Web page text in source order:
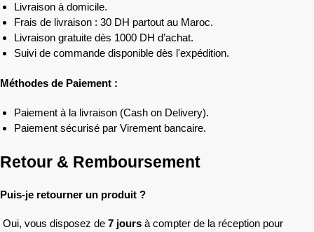
Livraison à domicile.
Frais de livraison : 30 DH partout au Maroc.
Livraison gratuite dès 1000 DH d’achat.
Suivi de commande disponible dès l'expédition.
Méthodes de Paiement :
Paiement à la livraison (Cash on Delivery).
Paiement sécurisé par Virement bancaire.
Retour & Remboursement
Puis-je retourner un produit ?
Oui, vous disposez de 7 jours à compter de la réception pour